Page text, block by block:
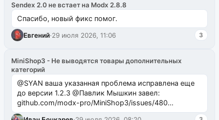
Sendex 2.0 не встает на Modx 2.8.8
Спасибо, новый фикс помог.
Евгений·29 июля 2026, 11:06 3
MiniShop3 - Не выводятся товары дополнительных
категорий
@SYAN ваша указанная проблема исправлена еще
до версии 1.2.3 @Павлик Мышкин завел:
github.com/modx-pro/MiniShop3/issues/480
github.com/modx-pro/MiniShop3/issues/481Исправим